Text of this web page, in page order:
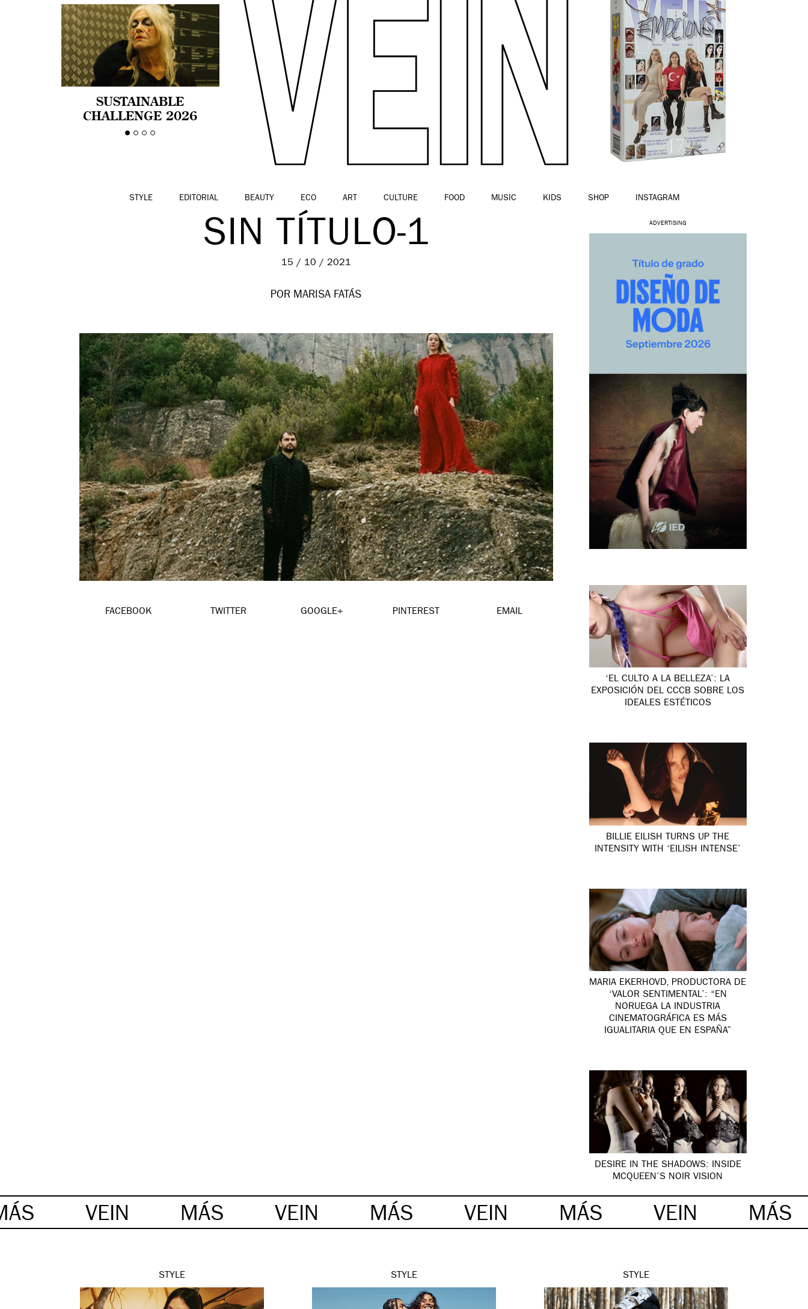
SUSTAINABLE
CHALLENGE 2026
CELEBRA LA
STYLE EDITORIAL BEAUTY ECO ART CULTURE FOOD MUSIC KIDS SHOP INSTAGRAM
SIN TÍTULO-1
15 / 10 / 2021
POR MARISA FATÁS
FACEBOOK TWITTER GOOGLE+ PINTEREST EMAIL
ADVERTISING
‘EL CULTO A LA BELLEZA’: LA
EXPOSICIÓN DEL CCCB SOBRE LOS
IDEALES ESTÉTICOS
BILLIE EILISH TURNS UP THE
INTENSITY WITH ‘EILISH INTENSE’
MARIA EKERHOVD, PRODUCTORA DE
‘VALOR SENTIMENTAL’: “EN
NORUEGA LA INDUSTRIA
CINEMATOGRÁFICA ES MÁS
IGUALITARIA QUE EN ESPAÑA”
DESIRE IN THE SHADOWS: INSIDE
MCQUEEN’S NOIR VISION
VEIN MÁS VEIN MÁS VEIN MÁS VEIN MÁS
STYLE STYLE STYLE